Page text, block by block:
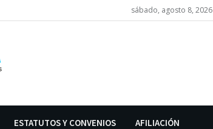
sábado, agosto 8, 2026
ESTATUTOS Y CONVENIOS AFILIACIÓN